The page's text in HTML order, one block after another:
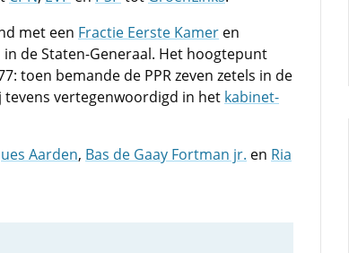
met een Fractie Eerste Kamer en
de Staten-Generaal. Het hoogtepunt
toen bemande de PPR zeven zetels in de
tevens vertegenwoordigd in het kabinet-
Aarden, Bas de Gaay Fortman jr. en Ria